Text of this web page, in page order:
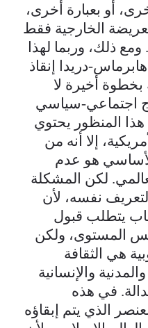
أو بعبارة أخرى،
الخارجية فقط
ومع ذلك، وربما لهذا
دريدا إنقاذ
بخطوة أخيرة لا
اجتماعي-سياسي
المنظور يحتوي
إلا أنه من
هو عدم
لكن المشكلة
نفسه، لأن
يتطلب قبول
المستوى، ولكن
هي الثقافة
والإنسانية
في هذه
الذي يتم إبقاؤه